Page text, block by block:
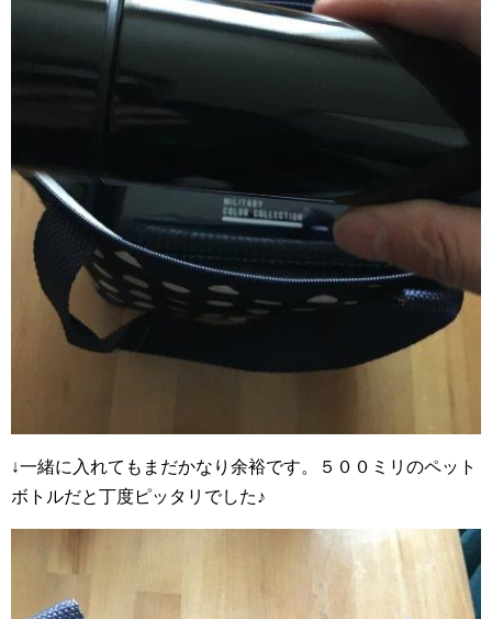
↓一緒に入れてもまだかなり余裕です。５００ミリのペット
ボトルだと丁度ピッタリでした♪